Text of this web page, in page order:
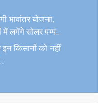
भावांतर योजना,
लगेंगे सोलर पम्प..
किसानों को नहीं